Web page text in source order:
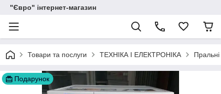
"Євро" інтернет-магазин
Товари та послуги ТЕХНІКА І ЕЛЕКТРОНІКА
Подарунок